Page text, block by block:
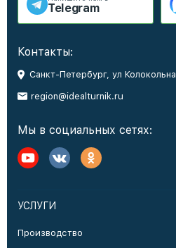
Telegram
Контакты:
Санкт-Петербург, ул
region@idealturnik.ru
Мы в социальных сетях:
УСЛУГИ
Производство